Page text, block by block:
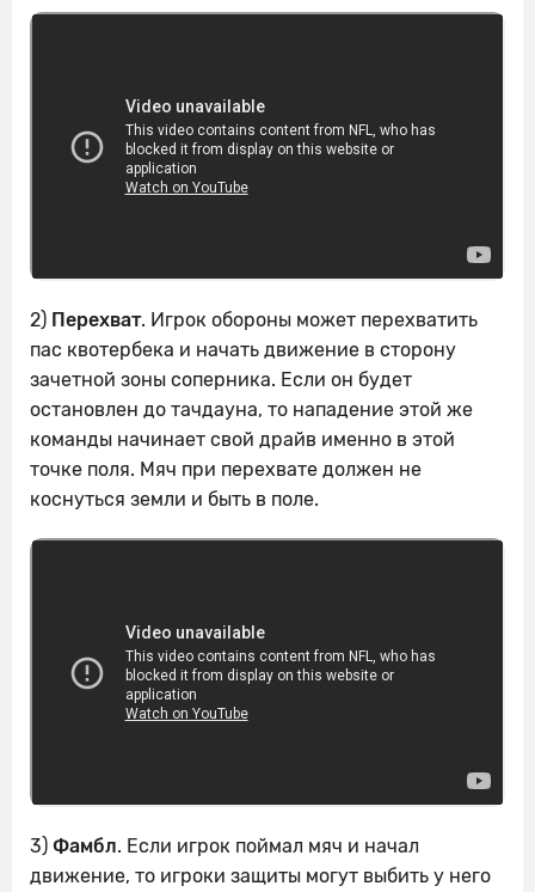
2) Перехват. Игрок обороны может перехватить
пас квотербека и начать движение в сторону
зачетной зоны соперника. Если он будет
остановлен до тачдауна, то нападение этой же
команды начинает свой драйв именно в этой
точке поля. Мяч при перехвате должен не
коснуться земли и быть в поле.
3) Фамбл. Если игрок поймал мяч и начал
движение, то игроки защиты могут выбить у него